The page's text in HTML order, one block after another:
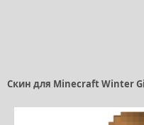
Скин для Minecraft Winter